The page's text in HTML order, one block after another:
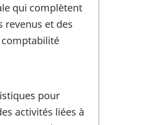
qui complètent
revenus et des
comptabilité
pour
activités liées à